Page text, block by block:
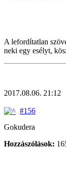
A lefordítatlan
neki egy esélyt,
2017.08.06. 21:12
#156
Gokudera
Hozzászólások: